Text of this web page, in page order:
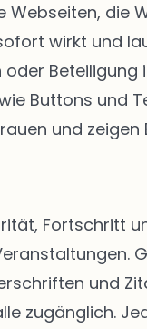
die
wirkt und
Buttons und
und zeigen
Fortschritt
und
zugänglich.